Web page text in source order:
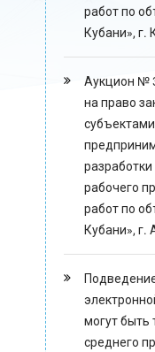
работ по
Кубани», г.
Аукцион №
на право
рабочего
работ по
Кубани», г.
могут быть
среднего